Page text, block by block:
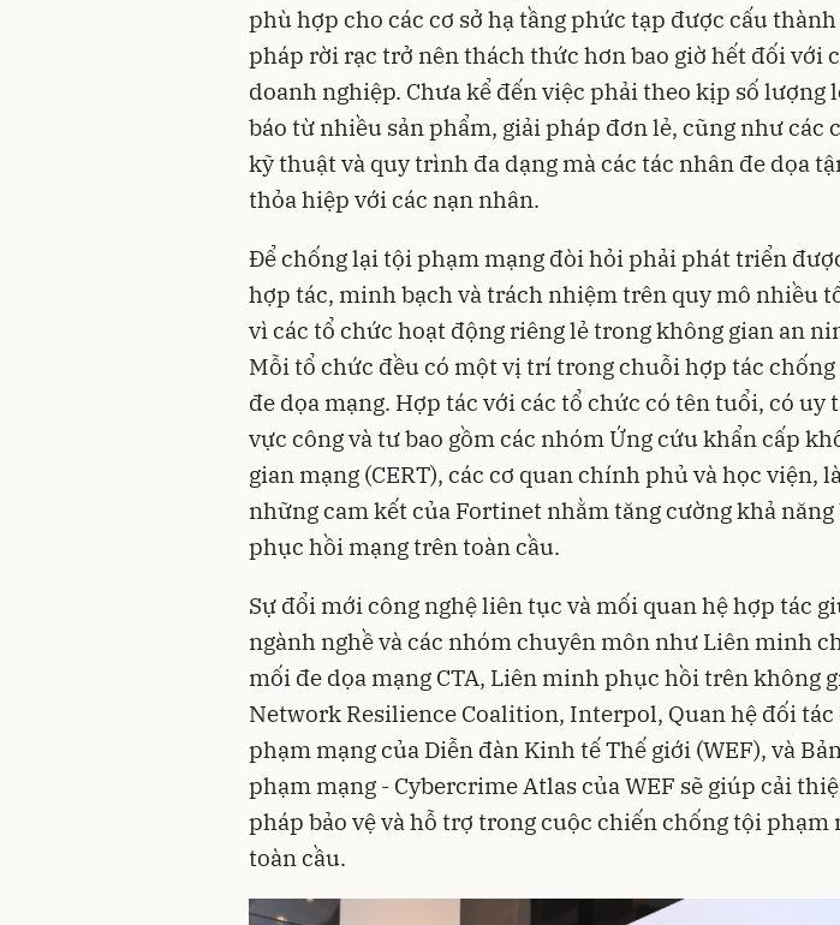
phù hợp cho các cơ sở hạ tầng phức tạp được cấu
pháp rời rạc trở nên thách thức hơn bao giờ hết đối với
doanh nghiệp. Chưa kể đến việc phải theo kịp số lượng
báo từ nhiều sản phẩm, giải pháp đơn lẻ, cũng như các
kỹ thuật và quy trình đa dạng mà các tác nhân đe dọa
thỏa hiệp với các nạn nhân.
Để chống lại tội phạm mạng đòi hỏi phải phát triển
hợp tác, minh bạch và trách nhiệm trên quy mô nhiều
vì các tổ chức hoạt động riêng lẻ trong không gian an
Mỗi tổ chức đều có một vị trí trong chuỗi hợp tác chống
đe dọa mạng. Hợp tác với các tổ chức có tên tuổi, có uy
vực công và tư bao gồm các nhóm Ứng cứu khẩn cấp
gian mạng (CERT), các cơ quan chính phủ và học viện,
những cam kết của Fortinet nhằm tăng cường khả năng
phục hồi mạng trên toàn cầu.
Sự đổi mới công nghệ liên tục và mối quan hệ hợp tác
ngành nghề và các nhóm chuyên môn như Liên minh
mối đe dọa mạng CTA, Liên minh phục hồi trên không
Network Resilience Coalition, Interpol, Quan hệ đối tác
phạm mạng của Diễn đàn Kinh tế Thế giới (WEF), và
phạm mạng - Cybercrime Atlas của WEF sẽ giúp cải
pháp bảo vệ và hỗ trợ trong cuộc chiến chống tội phạm
toàn cầu.